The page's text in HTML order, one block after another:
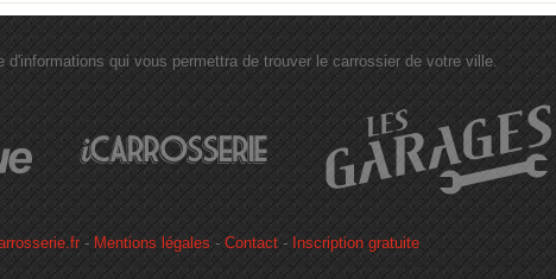
d'informations qui vous permettra de trouver le carrossier de votre ville.
- Mentions légales - Contact- Inscription gratuite